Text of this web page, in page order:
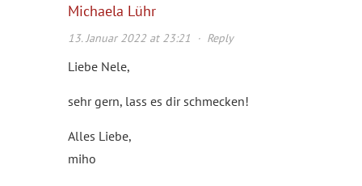
Michaela Lühr
13. Januar 2022 at 23:21 · Reply
Liebe Nele,
sehr gern, lass es dir schmecken!
Alles Liebe,
miho